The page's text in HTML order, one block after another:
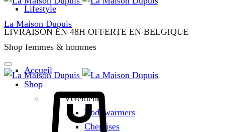
Lifestyle
LIVRAISON EN 48H OFFERTE EN BELGIQUE
La Maison Dupuis
Shop femmes & hommes
Accueil
Shop
Vêtements
Bodywarmers
Chemises